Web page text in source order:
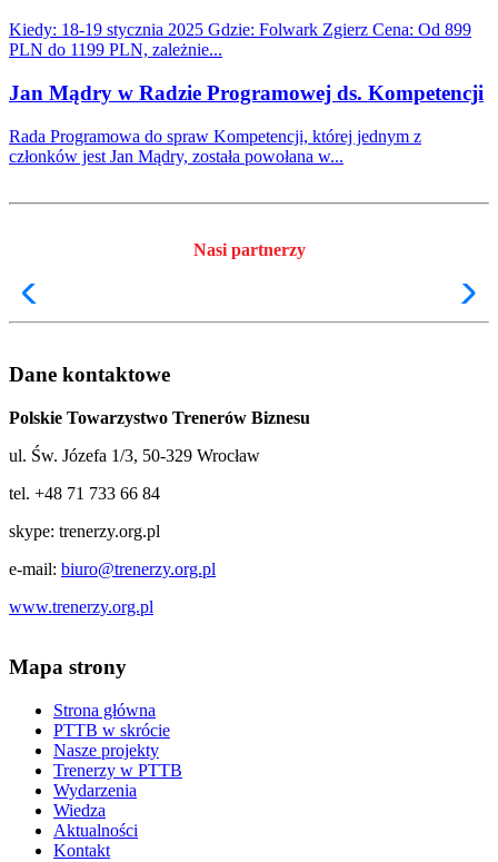
Kiedy: 18-19 stycznia 2025 Gdzie: Folwark Zgierz Cena: Od 899
PLN do 1199 PLN, zależnie...
Jan Mądry w Radzie Programowej ds. Kompetencji
Rada Programowa do spraw Kompetencji, której jednym z
członków jest Jan Mądry, została powołana w...
Nasi partnerzy
Dane kontaktowe
Polskie Towarzystwo Trenerów Biznesu
ul. Św. Józefa 1/3, 50-329 Wrocław
tel. +48 71 733 66 84
skype: trenerzy.org.pl
e-mail: biuro@trenerzy.org.pl
www.trenerzy.org.pl
Mapa strony
Strona główna
PTTB w skrócie
Nasze projekty
Trenerzy w PTTB
Wydarzenia
Wiedza
Aktualności
Kontakt